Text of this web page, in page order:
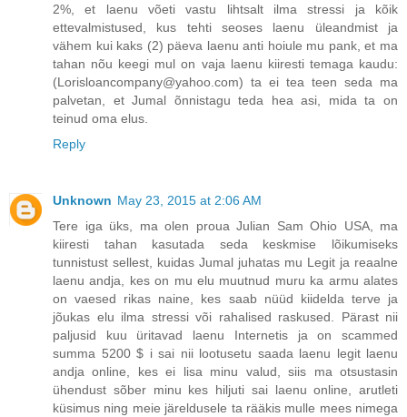
2%, et laenu võeti vastu lihtsalt ilma stressi ja kõik
ettevalmistused, kus tehti seoses laenu üleandmist ja
vähem kui kaks (2) päeva laenu anti hoiule mu pank, et ma
tahan nõu keegi mul on vaja laenu kiiresti temaga kaudu:
(Lorisloancompany@yahoo.com) ta ei tea teen seda ma
palvetan, et Jumal õnnistagu teda hea asi, mida ta on
teinud oma elus.
Reply
Unknown May 23, 2015 at 2:06 AM
Tere iga üks, ma olen proua Julian Sam Ohio USA, ma
kiiresti tahan kasutada seda keskmise lõikumiseks
tunnistust sellest, kuidas Jumal juhatas mu Legit ja reaalne
laenu andja, kes on mu elu muutnud muru ka armu alates
on vaesed rikas naine, kes saab nüüd kiidelda terve ja
jõukas elu ilma stressi või rahalised raskused. Pärast nii
paljusid kuu üritavad laenu Internetis ja on scammed
summa 5200 $ i sai nii lootusetu saada laenu legit laenu
andja online, kes ei lisa minu valud, siis ma otsustasin
ühendust sõber minu kes hiljuti sai laenu online, arutleti
küsimus ning meie järeldusele ta rääkis mulle mees nimega